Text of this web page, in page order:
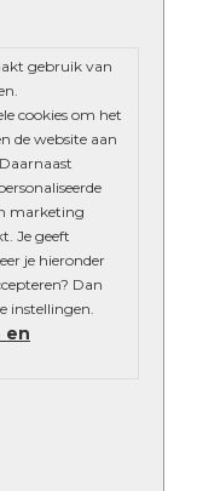
gebruik van
cookies om het
de website aan
marketing
Je geeft
je hieronder
Dan
instellingen.
en